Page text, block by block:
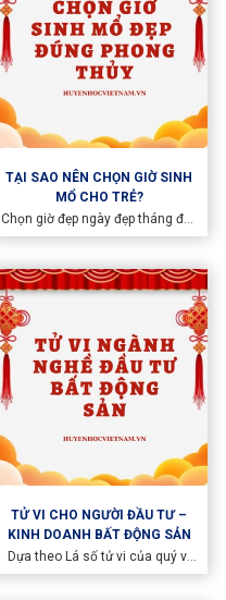
TẠI SAO NÊN CHỌN GIỜ SINH
MỔ CHO TRẺ?
Chọn giờ đẹp ngày đẹp tháng đẹp
để sinh một đứa trẻ còn là thể
những rủi ro trong lúc sinh
thường, tăng độ an toàn, bởi các
cụ có câu “người chửa cửa mả”.
Mẹ tròn con vuông cũng là để
đón những sự khởi đầu thuận lợi
và tốt đẹp, để hướng tới tương lai
tươi sáng.
TỬ VI CHO NGƯỜI ĐẦU TƯ –
KINH DOANH BẤT ĐỘNG SẢN
Dựa theo Lá số tử vi của quý vị
sẽ xem xét mệnh bàn và trả lời